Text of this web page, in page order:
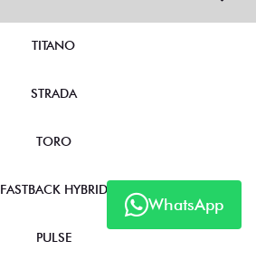
WhatsApp
TITANO
STRADA
TORO
FASTBACK HYBRID
PULSE